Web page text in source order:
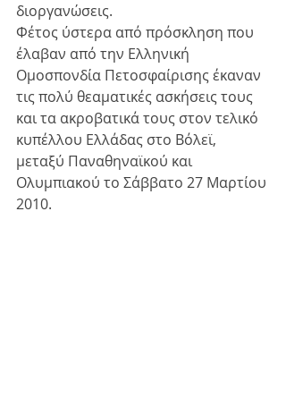
διοργανώσεις.
Φέτος ύστερα από πρόσκληση που
έλαβαν από την Ελληνική
Ομοσπονδία Πετοσφαίρισης έκαναν
τις πολύ θεαματικές ασκήσεις τους
και τα ακροβατικά τους στον τελικό
κυπέλλου Ελλάδας στο Βόλεϊ,
μεταξύ Παναθηναϊκού και
Ολυμπιακού το Σάββατο 27 Μαρτίου
2010.